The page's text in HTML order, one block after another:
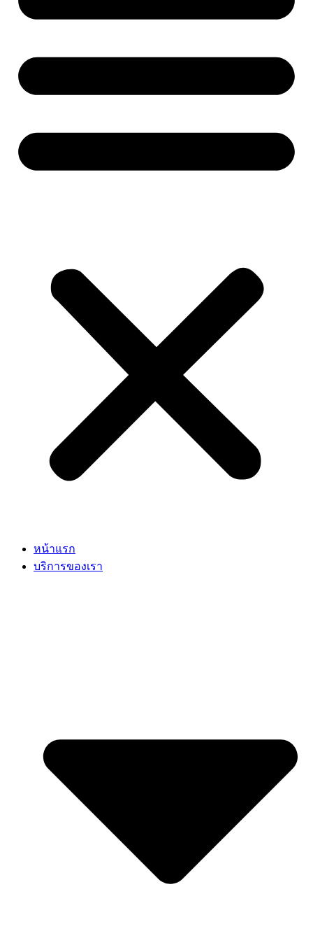
หน้าแรก
บริการของเรา